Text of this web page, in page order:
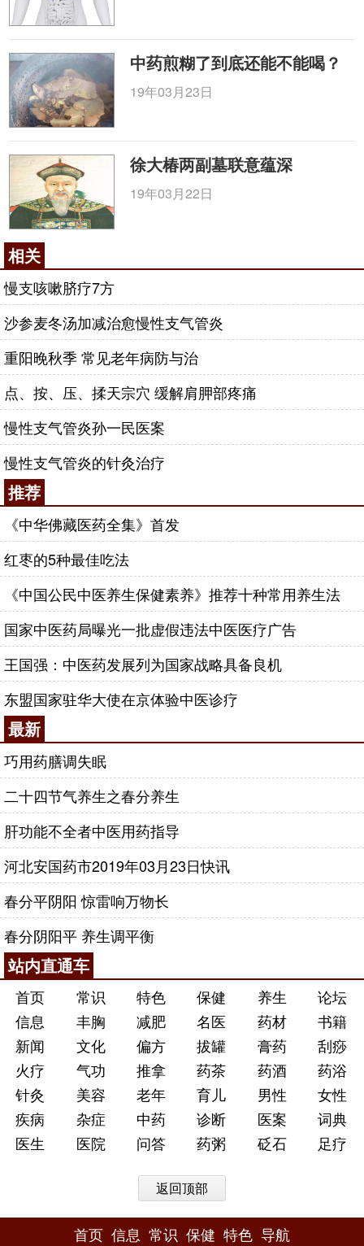
中药煎糊了到底还能不能喝？
19年03月23日
徐大椿两副墓联意蕴深
19年03月22日
相关
慢支咳嗽脐疗7方
沙参麦冬汤加减治愈慢性支气管炎
重阳晚秋季 常见老年病防与治
点、按、压、揉天宗穴 缓解肩胛部疼痛
慢性支气管炎孙一民医案
慢性支气管炎的针灸治疗
推荐
《中华佛藏医药全集》首发
红枣的5种最佳吃法
《中国公民中医养生保健素养》推荐十种常用养生法
国家中医药局曝光一批虚假违法中医医疗广告
王国强：中医药发展列为国家战略具备良机
东盟国家驻华大使在京体验中医诊疗
最新
巧用药膳调失眠
二十四节气养生之春分养生
肝功能不全者中医用药指导
河北安国药市2019年03月23日快讯
春分平阴阳 惊雷响万物长
春分阴阳平 养生调平衡
站内直通车
首页 常识 特色 保健 养生
论坛
信息
丰胸 减肥 名医 药材
书籍
新闻
文化 偏方 拔罐 膏药
刮痧
火疗
气功 推拿 药茶 药酒
药浴
针灸
美容 老年 育儿 男性
女性
疾病
杂症 中药 诊断 医案
词典
医生
医院 问答 药粥 砭石 足疗
返回顶部
首页 信息 常识 保健 特色 导航